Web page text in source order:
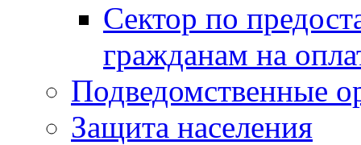
Сектор по
гражданам на
Подведомственные
Защита населения